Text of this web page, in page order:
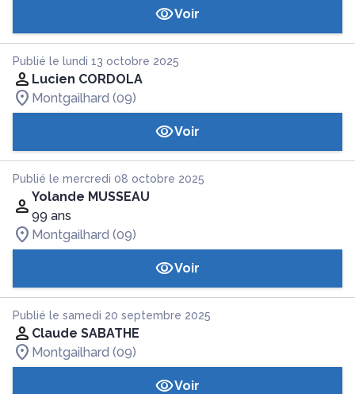
Voir
Publié le lundi 13 octobre 2025
Lucien CORDOLA
Montgailhard (09)
Voir
Publié le mercredi 08 octobre 2025
Yolande MUSSEAU
99 ans
Montgailhard (09)
Voir
Publié le samedi 20 septembre 2025
Claude SABATHE
Montgailhard (09)
Voir